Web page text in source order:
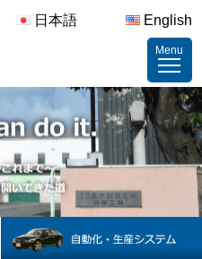
日本語 English
Menu